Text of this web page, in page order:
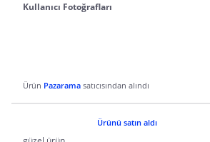
Kullanıcı Fotoğrafları
Ürün Pazarama satıcısından alındı
Ürünü satın aldı